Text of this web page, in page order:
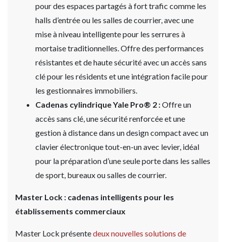
pour des espaces partagés à fort trafic comme les
halls d’entrée ou les salles de courrier, avec une
mise à niveau intelligente pour les serrures à
mortaise traditionnelles. Offre des performances
résistantes et de haute sécurité avec un accès sans
clé pour les résidents et une intégration facile pour
les gestionnaires immobiliers.
Cadenas cylindrique Yale Pro® 2 :Offre un
accès sans clé, une sécurité renforcée et une
gestion à distance dans un design compact avec un
clavier électronique tout-en-un avec levier, idéal
pour la préparation d’une seule porte dans les salles
de sport, bureaux ou salles de courrier.
Master Lock : cadenas intelligents pour les
établissements commerciaux
Master Lock présentedeux nouvelles solutions de